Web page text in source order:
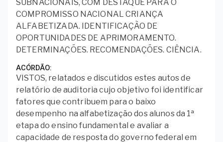
SUBNACIONAIS, COM DESTAQUE PARA O
COMPROMISSO NACIONAL CRIANÇA
ALFABETIZADA. IDENTIFICAÇÃO DE
OPORTUNIDADES DE APRIMORAMENTO.
DETERMINAÇÕES. RECOMENDAÇÕES. CIÊNCIA.
ACÓRDÃO
VISTOS, relatados e discutidos estes autos de
relatório de auditoria cujo objetivo foi identificar
fatores que contribuem para o baixo
desempenho na alfabetização dos alunos da 1ª
etapa do ensino fundamental e avaliar a
capacidade de resposta do governo federal em